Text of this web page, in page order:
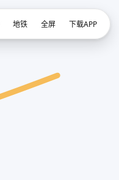
地铁 全屏 下载APP